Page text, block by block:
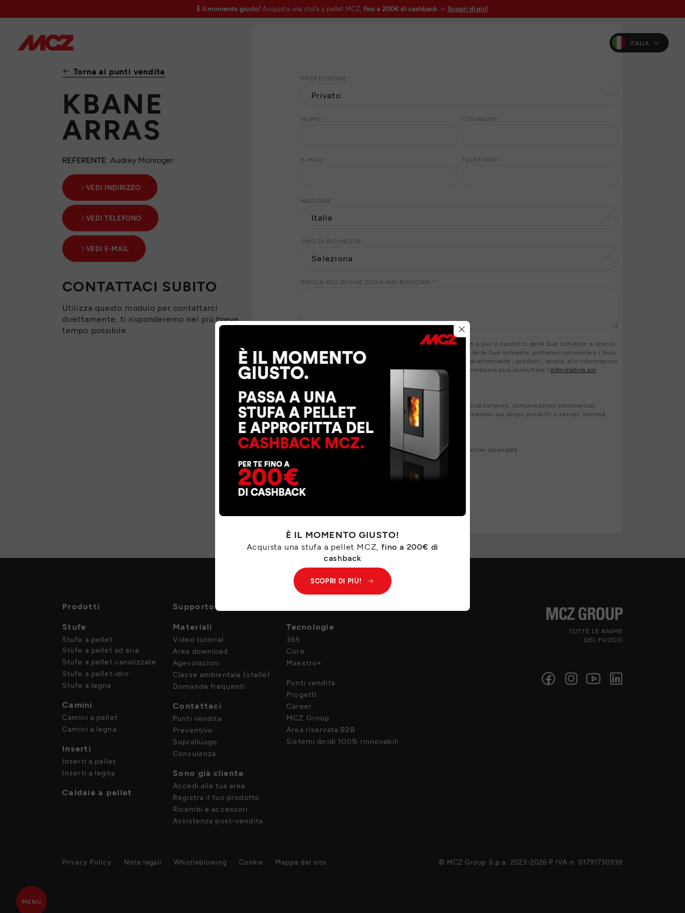
È il momento giusto! Acquista una stufa a pellet MCZ, fino a 200€ di cashback Scopri di più!
ITALIA
Torna ai punti vendita
KBANE
ARRAS
REFERENTE: Audrey Monroger
VEDI INDIRIZZO
VEDI TELEFONO
VEDI E-MAIL
CONTATTACI SUBITO
Utilizza questo modulo per contattarci
direttamente, ti risponderemo nel più breve
tempo possibile.
PROFESSIONE *
NOME * COGNOME *
E-MAIL * TELEFONO*
NAZIONE *
TIPO DI RICHIESTA *
INDICA QUI DI CHE COSA HAI BISOGNO * *
I Suoi dati personali saranno trattati da MCZ GROUP S.p.a. per il riscontro delle Sue richieste e, previo
suo consenso, per finalità di marketing. Per il riscontro delle Sue richieste, potremo comunicare i Suoi
dati personali ai nostri partner locali che Le forniranno direttamente i prodotti, servizi e/o informazioni
richiesti. Per esercitare i Suoi diritti o per maggiori informazioni può consultare l’informativa sul
trattamento dei dati personali
CONSENTO
NON CONSENTO
a MCZ GROUP S.p.a. di inviarmi tramite e-mail, sms, social network, comunicazioni commerciali
contenenti sondaggi di opinione e di gradimento, informazioni sui propri prodotti o servizi, nonché
promozioni o inviti ad eventi
CONSENTO
NON CONSENTO
a MCZ GROUP S.p.a. di inviarmi tramite e-mail la newsletter aziendale
Prodotti
Stufe
Stufe a pellet
Stufe a pellet ad aria
Stufe a pellet canalizzate
Stufe a pellet idro
Stufe a legna
Camini
Camini a pellet
Camini a legna
Inserti
Inserti a pellet
Inserti a legna
Caldaie a pellet
Supporto
Materiali
Video tutorial
Area download
Agevolazioni
Classe ambientale (stelle)
Domande frequenti
Contattaci
Punti vendita
Preventivo
Sopralluogo
Consulenza
Sono già cliente
Accedi alla tua area
Registra il tuo prodotto
Ricambi e accessori
Assistenza post-vendita
Tecnologie
365
Core
Maestro+
Punti vendita
Progetti
Career
MCZ Group
Area riservata B2B
Sistemi ibridi 100% rinnovabili
TUTTE LE ANIME
DEL FUOCO
Privacy Policy Note legali Whistleblowing Cookie Mappa del sito © MCZ Group S.p.a. 2023-2026 P.IVA n. 01791730938
MENU
È IL MOMENTO GIUSTO!
Acquista una stufa a pellet MCZ, fino a 200€ di
cashback
SCOPRI DI PIÙ!